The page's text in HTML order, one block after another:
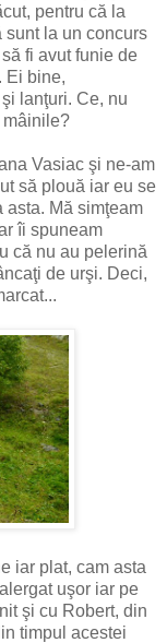
pentru că la
sunt la un concurs
fi avut funie de
Ei bine,
lanţuri. Ce, nu
mâinile?
Vasiac şi ne-am
să plouă iar eu se
asta. Mă simţeam
îi spuneam
că nu au pelerină
de urşi. Deci,
iar plat, cam asta
uşor iar pe
şi cu Robert, din
timpul acestei